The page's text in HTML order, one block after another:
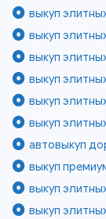
выкуп
выкуп
выкуп
выкуп
выкуп
выкуп
автовыкуп
выкуп
выкуп
выкуп